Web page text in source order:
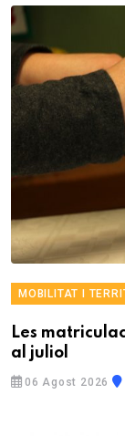
MOBILITAT I
Les
al juliol
06 Agost 2026